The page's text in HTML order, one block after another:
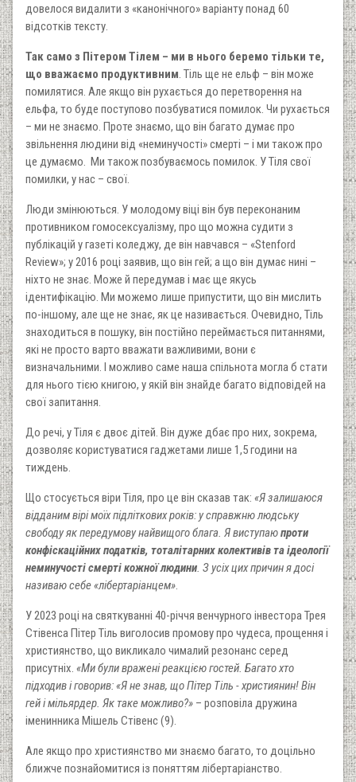
довелося видалити з «канонічного» варіанту понад 60
відсотків тексту.
Так само з Пітером Тілем – ми в нього беремо тільки те,
що вважаємо продуктивним. Тіль ще не ельф – він може
помилятися. Але якщо він рухається до перетворення на
ельфа, то буде поступово позбуватися помилок. Чи рухається
– ми не знаємо. Проте знаємо, що він багато думає про
звільнення людини від «неминучості» смерті – і ми також про
це думаємо. Ми також позбуваємось помилок. У Тіля свої
помилки, у нас – свої.
Люди змінюються. У молодому віці він був переконаним
противником гомосексуалізму, про що можна судити з
публікацій у газеті коледжу, де він навчався – «Stenford
Review»; у 2016 році заявив, що він гей; а що він думає нині –
ніхто не знає. Може й передумав і має ще якусь
ідентифікацію. Ми можемо лише припустити, що він мислить
по-іншому, але ще не знає, як це називається. Очевидно, Тіль
знаходиться в пошуку, він постійно переймається питаннями,
які не просто варто вважати важливими, вони є
визначальними. І можливо саме наша спільнота могла б стати
для нього тією книгою, у якій він знайде багато відповідей на
свої запитання.
До речі, у Тіля є двоє дітей. Він дуже дбає про них, зокрема,
дозволяє користуватися гаджетами лише 1,5 години на
тиждень.
Що стосується віри Тіля, про це він сказав так: «Я залишаюся
відданим вірі моїх підліткових років: у справжню людську
свободу як передумову найвищого блага. Я виступаюпроти
конфіскаційних податків, тоталітарних колективів та ідеології
неминучості смерті кожної людини. З усіх цих причин я досі
називаю себе «лібертаріанцем».
У 2023 році на святкуванні 40-річчя венчурного інвестора Трея
Стівенса Пітер Тіль виголосив промову про чудеса, прощення і
християнство, що викликало чималий резонанс серед
присутніх. «Ми були вражені реакцією гостей. Багато хто
підходив і говорив: «Я не знав, що Пітер Тіль - християнин! Він
гей і мільярдер. Як таке можливо?» – розповіла дружина
іменинника Мішель Стівенс (9).
Але якщо про християнство ми знаємо багато, то доцільно
ближче познайомитися із поняттям лібертаріанство.